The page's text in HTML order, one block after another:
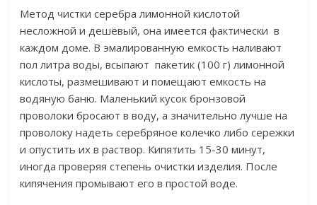
Метод чистки серебра лимонной кислотой
несложной и дешёвый, она имеется фактически в
каждом доме. В эмалированную емкость наливают
пол литра воды, всыпают пакетик (100 г) лимонной
кислоты, размешивают и помещают емкость на
водяную баню. Маленький кусок бронзовой
проволоки бросают в воду, а значительно лучше на
проволоку надеть серебряное колечко либо сережки
и опустить их в раствор. Кипятить 15-30 минут,
иногда проверяя степень очистки изделия. После
кипячения промывают его в простой воде.